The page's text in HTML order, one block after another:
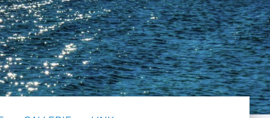
COMUNICAZIONE,
PROGETTI ED EDITORIA
AMMINISTRAZIONE
TRASPARENTE